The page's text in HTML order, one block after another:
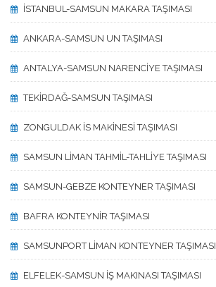
İSTANBUL-SAMSUN MAKARA TAŞIMASI
ANKARA-SAMSUN UN TAŞIMASI
ANTALYA-SAMSUN NARENCİYE TAŞIMASI
TEKİRDAĞ-SAMSUN TAŞIMASI
ZONGULDAK İS MAKİNESİ TAŞIMASI
SAMSUN LİMAN TAHMİL-TAHLİYE TAŞIMASI
SAMSUN-GEBZE KONTEYNER TAŞIMASI
BAFRA KONTEYNİR TAŞIMASI
SAMSUNPORT LİMAN KONTEYNER TAŞIMASI
ELFELEK-SAMSUN İŞ MAKINASI TAŞIMASI